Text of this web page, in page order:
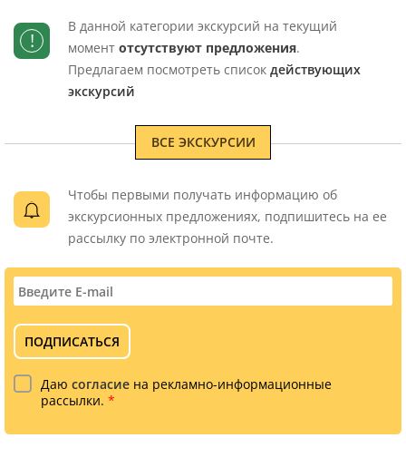
!
В данной категории экскурсий на текущий
момент отсутствуют предложения.
Предлагаем посмотреть список действующих
экскурсий
ВСЕ ЭКСКУРСИИ
Чтобы первыми получать информацию об
экскурсионных предложениях, подпишитесь на ее
рассылку по электронной почте.
ПОДПИСАТЬСЯ
Даю согласие на рекламно-информационные
рассылки. *